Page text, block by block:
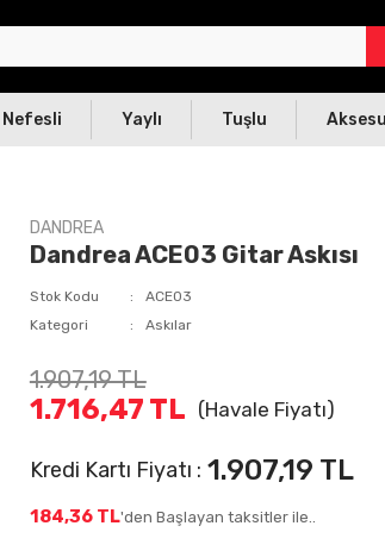
Nefesli Yaylı Tuşlu
DANDREA
Dandrea ACE03 Gitar Askısı
Stok Kodu
ACE03
Kategori
Askılar
1.907,19 TL
1.716,47 TL (Havale Fiyatı)
Kredi Kartı Fiyatı : 1.907,19 TL
184,36 TL'den Başlayan taksitler ile..